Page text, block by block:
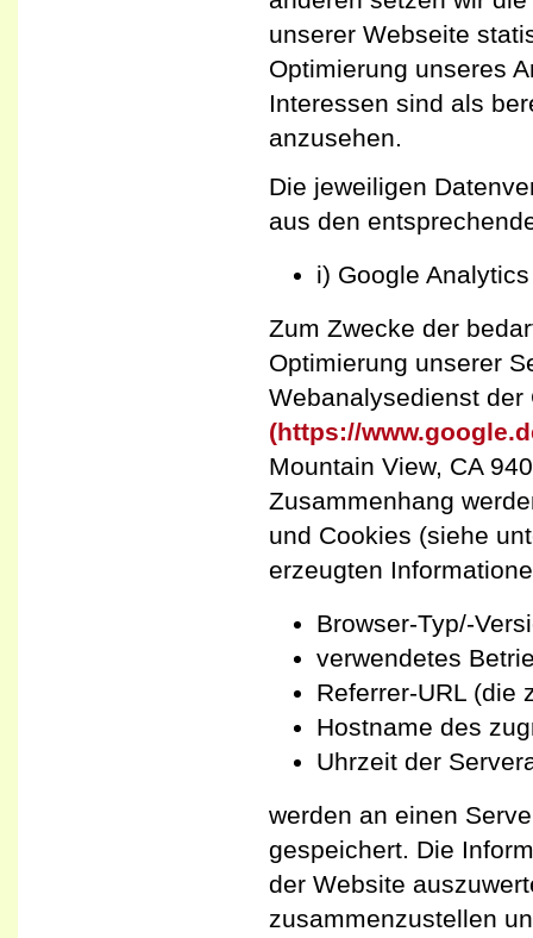
unserer Webseite
Optimierung unseres
Interessen sind als
anzusehen.
Die jeweiligen
aus den
i) Google Analytics
Zum Zwecke der
Optimierung unserer
Webanalysedienst der
(https://
Mountain View, CA
Zusammenhang
und Cookies (siehe
erzeugten
Browser-Typ/-
verwendetes
Referrer-URL (die
Hostname des
Uhrzeit der
werden an einen
gespeichert. Die
der Website
zusammenzustellen